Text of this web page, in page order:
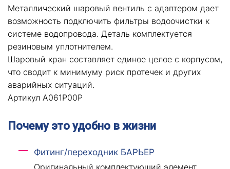
Металлический шаровый вентиль с адаптером дает
возможность подключить фильтры водоочистки к
системе водопровода. Деталь комплектуется
резиновым уплотнителем.
Шаровый кран составляет единое целое с корпусом,
что сводит к минимуму риск протечек и других
аварийных ситуаций.
Артикул А061Р00Р
Почему это удобно в жизни
Фитинг/переходник БАРЬЕР
Оригинальный комплектующий элемент